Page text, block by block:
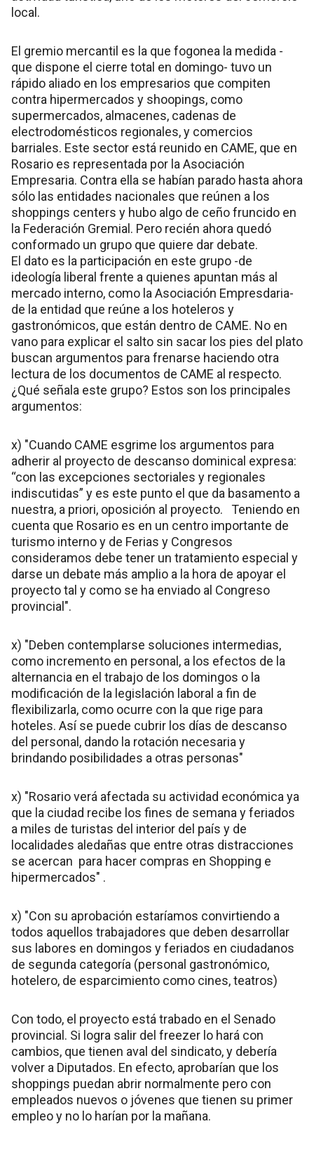
local.
El gremio mercantil es la que fogonea la medida -
que dispone el cierre total en domingo- tuvo un
rápido aliado en los empresarios que compiten
contra hipermercados y shoopings, como
supermercados, almacenes, cadenas de
electrodomésticos regionales, y comercios
barriales. Este sector está reunido en CAME, que en
Rosario es representada por la Asociación
Empresaria. Contra ella se habían parado hasta ahora
sólo las entidades nacionales que reúnen a los
shoppings centers y hubo algo de ceño fruncido en
la Federación Gremial. Pero recién ahora quedó
conformado un grupo que quiere dar debate.
El dato es la participación en este grupo -de
ideología liberal frente a quienes apuntan más al
mercado interno, como la Asociación Empresdaria-
de la entidad que reúne a los hoteleros y
gastronómicos, que están dentro de CAME. No en
vano para explicar el salto sin sacar los pies del plato
buscan argumentos para frenarse haciendo otra
lectura de los documentos de CAME al respecto.
¿Qué señala este grupo? Estos son los principales
argumentos:
x) "Cuando CAME esgrime los argumentos para
adherir al proyecto de descanso dominical expresa:
“con las excepciones sectoriales y regionales
indiscutidas” y es este punto el que da basamento a
nuestra, a priori, oposición al proyecto. Teniendo en
cuenta que Rosario es en un centro importante de
turismo interno y de Ferias y Congresos
consideramos debe tener un tratamiento especial y
darse un debate más amplio a la hora de apoyar el
proyecto tal y como se ha enviado al Congreso
provincial".
x) "Deben contemplarse soluciones intermedias,
como incremento en personal, a los efectos de la
alternancia en el trabajo de los domingos o la
modificación de la legislación laboral a fin de
flexibilizarla, como ocurre con la que rige para
hoteles. Así se puede cubrir los días de descanso
del personal, dando la rotación necesaria y
brindando posibilidades a otras personas"
x) "Rosario verá afectada su actividad económica ya
que la ciudad recibe los fines de semana y feriados
a miles de turistas del interior del país y de
localidades aledañas que entre otras distracciones
se acercan para hacer compras en Shopping e
hipermercados" .
x) "Con su aprobación estaríamos convirtiendo a
todos aquellos trabajadores que deben desarrollar
sus labores en domingos y feriados en ciudadanos
de segunda categoría (personal gastronómico,
hotelero, de esparcimiento como cines, teatros)
Con todo, el proyecto está trabado en el Senado
provincial. Si logra salir del freezer lo hará con
cambios, que tienen aval del sindicato, y debería
volver a Diputados. En efecto, aprobarían que los
shoppings puedan abrir normalmente pero con
empleados nuevos o jóvenes que tienen su primer
empleo y no lo harían por la mañana.